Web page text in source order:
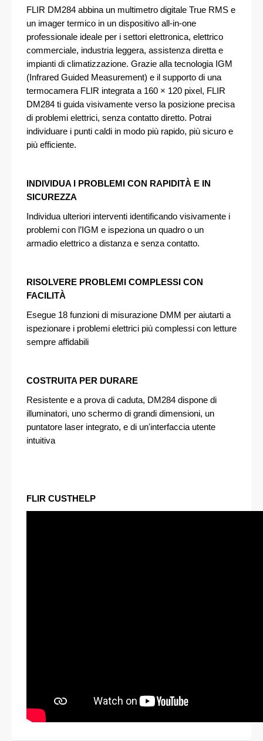
FLIR DM284 abbina un multimetro digitale True RMS e
un imager termico in un dispositivo all-in-one
professionale ideale per i settori elettronica, elettrico
commerciale, industria leggera, assistenza diretta e
impianti di climatizzazione. Grazie alla tecnologia IGM
(Infrared Guided Measurement) e il supporto di una
termocamera FLIR integrata a 160 × 120 pixel, FLIR
DM284 ti guida visivamente verso la posizione precisa
di problemi elettrici, senza contatto diretto. Potrai
individuare i punti caldi in modo più rapido, più sicuro e
più efficiente.
INDIVIDUA I PROBLEMI CON RAPIDITÀ E IN
SICUREZZA
Individua ulteriori interventi identificando visivamente i
problemi con l’IGM e ispeziona un quadro o un
armadio elettrico a distanza e senza contatto.
RISOLVERE PROBLEMI COMPLESSI CON
FACILITÀ
Esegue 18 funzioni di misurazione DMM per aiutarti a
ispezionare i problemi elettrici più complessi con letture
sempre affidabili
COSTRUITA PER DURARE
Resistente e a prova di caduta, DM284 dispone di
illuminatori, uno schermo di grandi dimensioni, un
puntatore laser integrato, e di un'interfaccia utente
intuitiva
FLIR CUSTHELP